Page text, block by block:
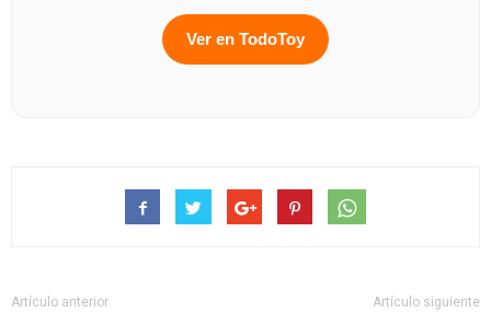
Ver en TodoToy
Artículo anterior Artículo siguiente